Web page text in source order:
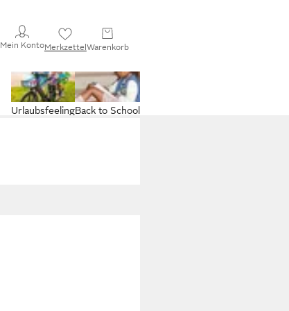
Mein KontoMerkzettelWarenkorb
Back to School
Urlaubsfeeling